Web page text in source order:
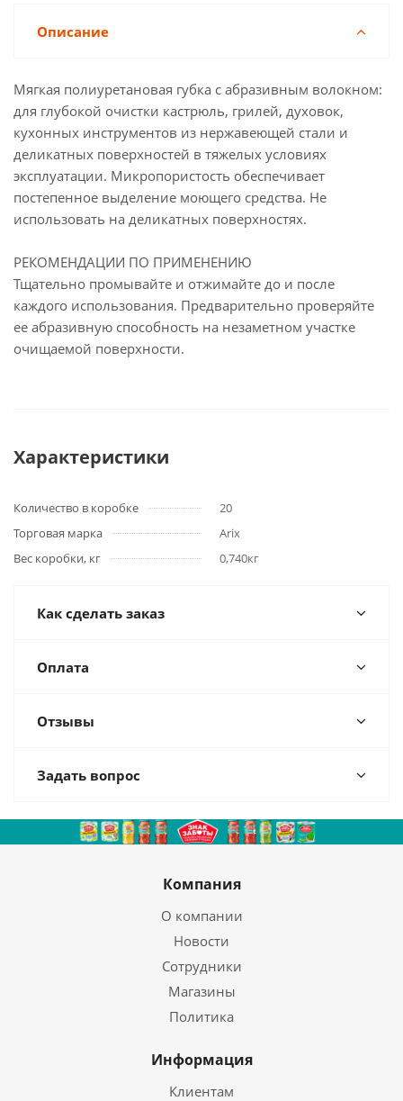
Описание
Мягкая полиуретановая губка с абразивным волокном:
для глубокой очистки кастрюль, грилей, духовок,
кухонных инструментов из нержавеющей стали и
деликатных поверхностей в тяжелых условиях
эксплуатации. Микропористость обеспечивает
постепенное выделение моющего средства. Не
использовать на деликатных поверхностях.
РЕКОМЕНДАЦИИ ПО ПРИМЕНЕНИЮ
Тщательно промывайте и отжимайте до и после
каждого использования. Предварительно проверяйте
ее абразивную способность на незаметном участке
очищаемой поверхности.
Характеристики
Количество в коробке
20
Торговая марка
Arix
Вес коробки, кг
0,740кг
Как сделать заказ
Оплата
Отзывы
Задать вопрос
Компания
О компании
Новости
Сотрудники
Магазины
Политика
Информация
Клиентам